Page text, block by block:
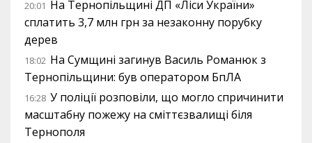
20:01 На Тернопільщині ДП «Ліси України»
сплатить 3,7 млн грн за незаконну порубку
дерев
18:02 На Сумщині загинув Василь Романюк з
Тернопільщини: був оператором БпЛА
16:28 У поліції розповіли, що могло спричинити
масштабну пожежу на сміттєзвалищі біля
Тернополя